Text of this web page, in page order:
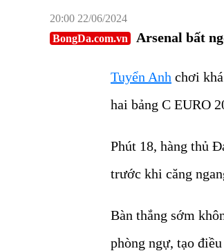
20:00 22/06/2024
BongDa.com.vn
Arsenal bất
Tuyển Anh chơi
hai bảng C EURO
Phút 18, hàng thủ
trước khi căng
Bàn thắng sớm
phòng ngự, tạo